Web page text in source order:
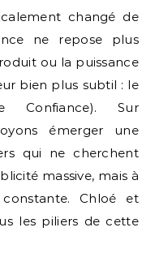
changé de
ne repose plus
ou la puissance
bien plus subtil : le
Sur
émerger une
qui ne cherchent
massive, mais à
Chloé et
les piliers de cette